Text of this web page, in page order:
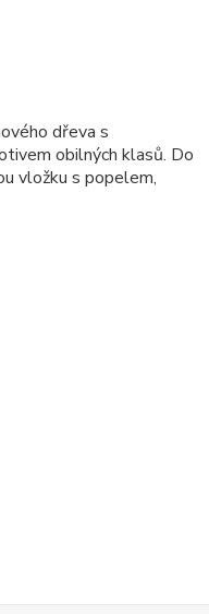
dřeva s
obilných klasů. Do
vložku s popelem,